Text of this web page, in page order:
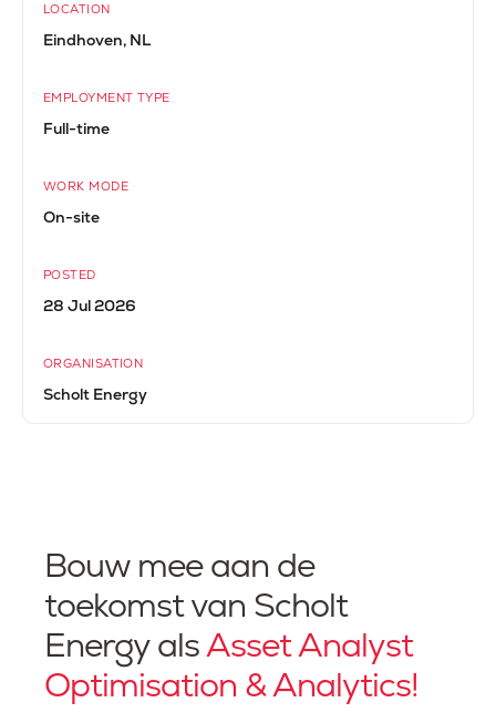
LOCATION
Eindhoven, NL
EMPLOYMENT TYPE
Full-time
WORK MODE
On-site
POSTED
28 Jul 2026
ORGANISATION
Scholt Energy
Bouw mee aan de
toekomst van Scholt
Energy alsAsset Analyst
Optimisation & Analytics!